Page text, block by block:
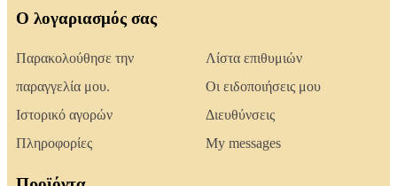
Ο λογαριασμός σας
Παρακολούθησε την
παραγγελία μου.
Ιστορικό αγορών
Πληροφορίες
Λίστα επιθυμιών
Οι ειδοποιήσεις μου
Διευθύνσεις
My messages